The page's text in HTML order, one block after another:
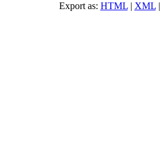
Export as: HTML| XML|